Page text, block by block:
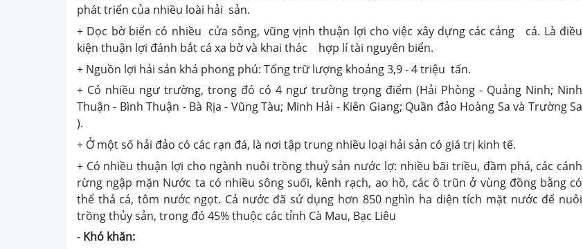
phát triển của nhiều loài hải sản.
+ Dọc bờ biển có nhiều cửa sông, vũng vịnh thuận lợi cho việc xây dựng các cảng cá. Là điều
kiện thuận lợi đánh bắt cá xa bờ và khai thác hợp lí tài nguyên biển.
+ Nguồn lợi hải sản khá phong phú: Tổng trữ lượng khoảng 3,9 - 4 triệu tấn.
+ Có nhiều ngư trường, trong đó có 4 ngư trường trọng điểm (Hải Phòng - Quảng Ninh; Ninh
Thuận - Bình Thuận - Bà Rịa - Vũng Tàu; Minh Hải - Kiên Giang; Quần đảo Hoàng Sa và Trường Sa
).
+ Ở một số hải đảo có các rạn đá, là nơi tập trung nhiều loại hải sản có giá trị kinh tế.
+ Có nhiều thuận lợi cho ngành nuôi trồng thuỷ sản nước lợ: nhiều bãi triều, đầm phá, các cánh
rừng ngập mặn Nước ta có nhiều sông suối, kênh rạch, ao hồ, các ô trũn ở vùng đồng bằng có
thể thả cá, tôm nước ngọt. Cả nước đã sử dụng hơn 850 nghìn ha diện tích mặt nước để nuôi
trồng thủy sản, trong đó 45% thuộc các tỉnh Cà Mau, Bạc Liêu
- Khó khăn: